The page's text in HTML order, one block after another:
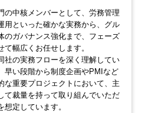
の中核メンバーとして、労務管理
用といった確かな実務から、グル
のガバナンス強化まで、フェーズ
て幅広くお任せします。
社の実務フローを深く理解してい
早い段階から制度企画やPMIなど
な重要プロジェクトにおいて、主
て裁量を持って取り組んでいただ
想定しています。